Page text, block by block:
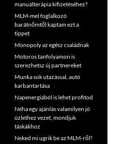
manuálterápia kifizetéséhez?
MLM-mel foglalkozó
barátnőmtől kaptam ezt a
tippet
Monopoly az egész családnak
Motoros tanfolyamon is
szerezhetsz új partnereket
Munka sok utazással, autó
karbantartása
Napenergiából is lehet profitod
Néha egy ajánlás valamilyen jó
üzlethez vezet, mondjuk
táskákhoz
Neked mi ugrik be az MLM-ről?